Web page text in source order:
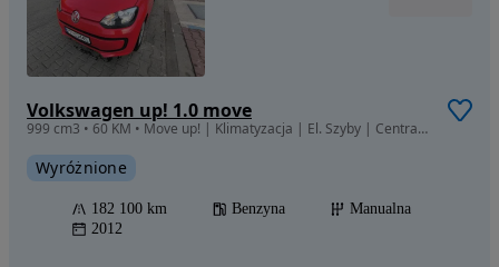
Volkswagen up! 1.0 move
999 cm3 • 60 KM • Move up! | Klimatyzacja | El. Szyby | Centralny zamek
Wyróżnione
182 100 km Benzyna
Manualna
2012